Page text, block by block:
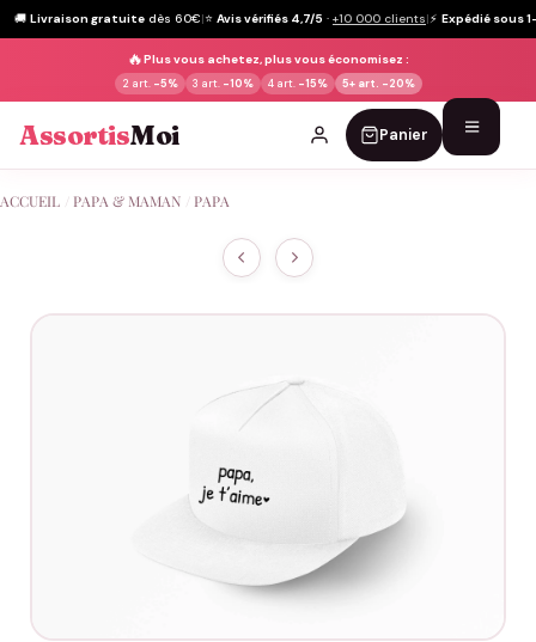
🚚 Livraison gratuite dès 60€|⭐ Avis vérifiés 4,7/5 · +10 000 clients|⚡ Expédié sous
🔥Plus vous achetez, plus vous économisez :
2 art. -5% 3 art. -10% 4 art. -15% 5+ art. -20%
AssortisMoi Panier
au
ACCUEIL PAPA & MAMAN PAPA